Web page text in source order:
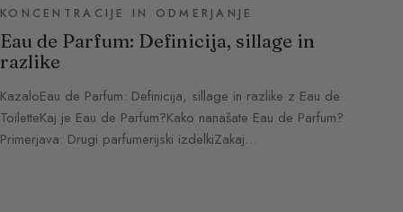
KONCENTRACIJE IN ODMERJANJE
Eau de Parfum: Definicija, sillage in
razlike
KazaloEau de Parfum: Definicija, sillage in razlike z Eau de
ToiletteKaj je Eau de Parfum?Kako nanašate Eau de Parfum?
Primerjava: Drugi parfumerijski izdelkiZakaj…